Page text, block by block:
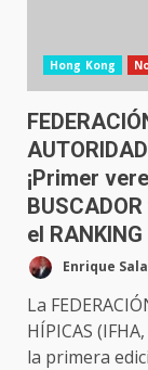
Hong Kong
¡Primer
el RANKING
Enrique
La
HÍPICAS
la primera